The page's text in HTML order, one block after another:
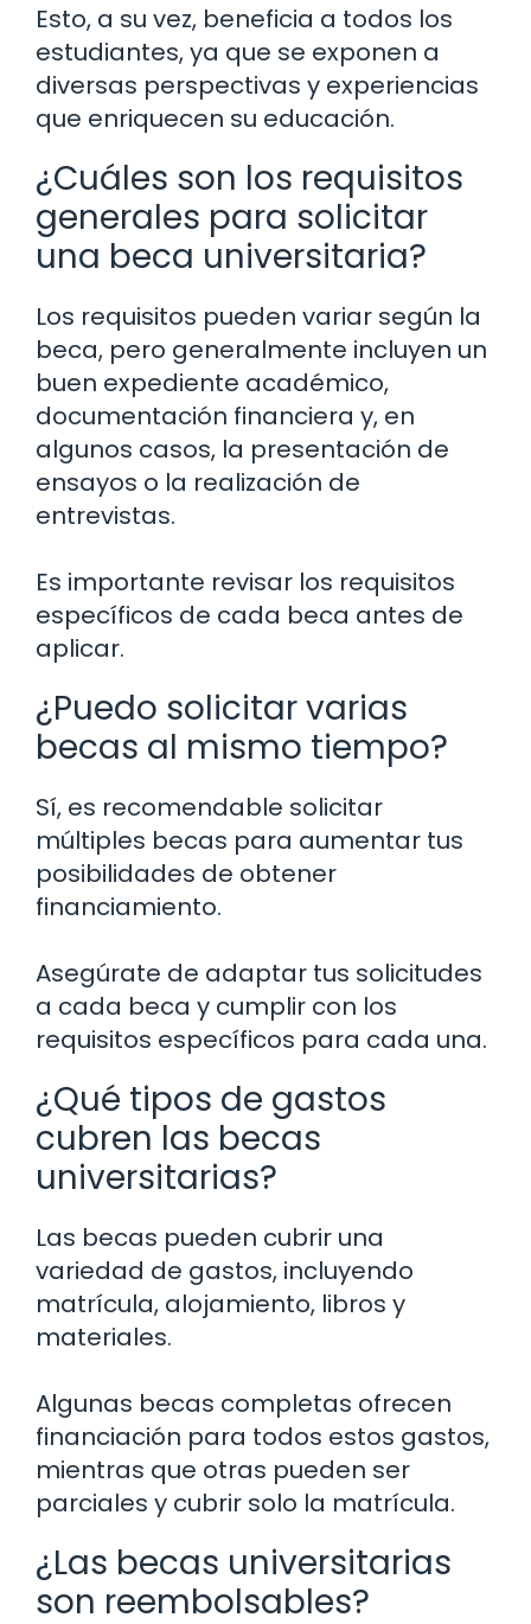
Esto, a su vez, beneficia a todos los
estudiantes, ya que se exponen a
diversas perspectivas y experiencias
que enriquecen su educación.
¿Cuáles son los requisitos
generales para solicitar
una beca universitaria?
Los requisitos pueden variar según la
beca, pero generalmente incluyen un
buen expediente académico,
documentación financiera y, en
algunos casos, la presentación de
ensayos o la realización de
entrevistas.
Es importante revisar los requisitos
específicos de cada beca antes de
aplicar.
¿Puedo solicitar varias
becas al mismo tiempo?
Sí, es recomendable solicitar
múltiples becas para aumentar tus
posibilidades de obtener
financiamiento.
Asegúrate de adaptar tus solicitudes
a cada beca y cumplir con los
requisitos específicos para cada una.
¿Qué tipos de gastos
cubren las becas
universitarias?
Las becas pueden cubrir una
variedad de gastos, incluyendo
matrícula, alojamiento, libros y
materiales.
Algunas becas completas ofrecen
financiación para todos estos gastos,
mientras que otras pueden ser
parciales y cubrir solo la matrícula.
¿Las becas universitarias
son reembolsables?